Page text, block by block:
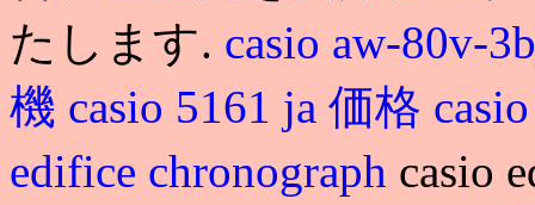
たします. casio aw-80v-
機 casio 5161 ja 価格
edifice chronograph casio